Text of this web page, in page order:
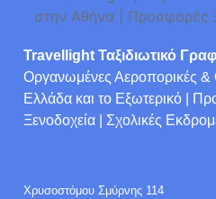
Travellight Ταξιδιωτικό
Οργανωμένες Αεροπορικές &
Ελλάδα και το Εξωτερικό |
Ξενοδοχεία | Σχολικές
Χρυσοστόμου Σμύρνης 114